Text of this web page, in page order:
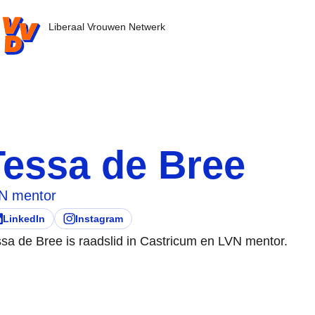
- Ga naar de homepage
Liberaal Vrouwen Netwerk
de Bree
mentor
deze persoon zijn/haar
LinkedInin nieuw tabblad)
Bezoek deze persoon zijn/haar
Instagram
(opent in nieuw tabblad)
de Bree is raadslid in Castricum en LVN mentor.